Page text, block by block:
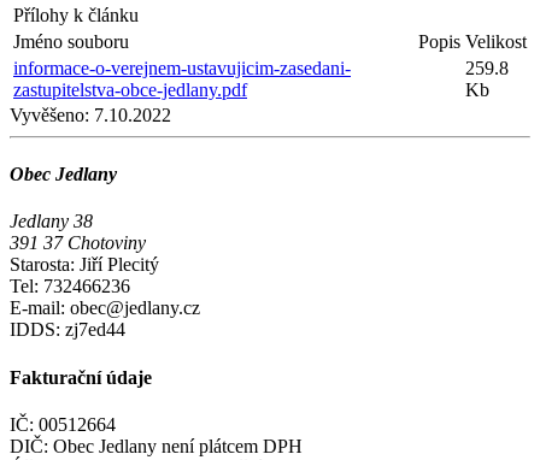
Přílohy k článku
Jméno souboru
Popis Velikost
informace-o-verejnem-ustavujicim-zasedani-
zastupitelstva-obce-jedlany.pdf
259.8
Kb
Vyvěšeno: 7.10.2022
Obec Jedlany
Jedlany 38
391 37 Chotoviny
Starosta: Jiří Plecitý
Tel: 732466236
E-mail: obec@jedlany.cz
IDDS: zj7ed44
Fakturační údaje
IČ: 00512664
DIČ: Obec Jedlany není plátcem DPH